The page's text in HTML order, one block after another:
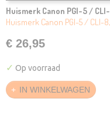
Huismerk Canon PGI-5 /
Huismerk Canon PGI-5 / CLI-
€ 26,95
✓ Op voorraad
IN WINKELWAGEN